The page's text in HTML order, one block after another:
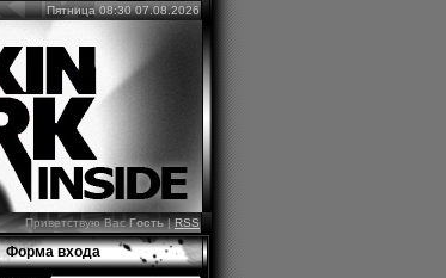
Пятница 08:30 07.08.2026
Приветствую ВасГость|RSS
Форма входа